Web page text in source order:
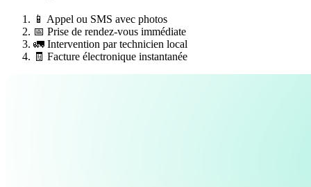
📱 Appel ou SMS avec photos
📅 Prise de rendez-vous immédiate
🚛 Intervention par technicien local
🧾 Facture électronique instantanée